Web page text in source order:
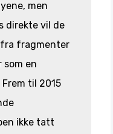
men
direkte vil de
fragmenter
en
til 2015
ikke tatt